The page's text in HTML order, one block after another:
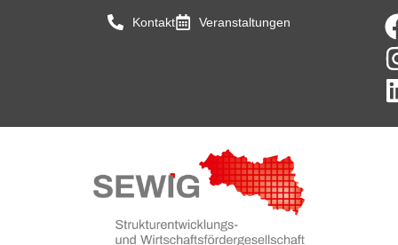
Kontakt Veranstaltungen